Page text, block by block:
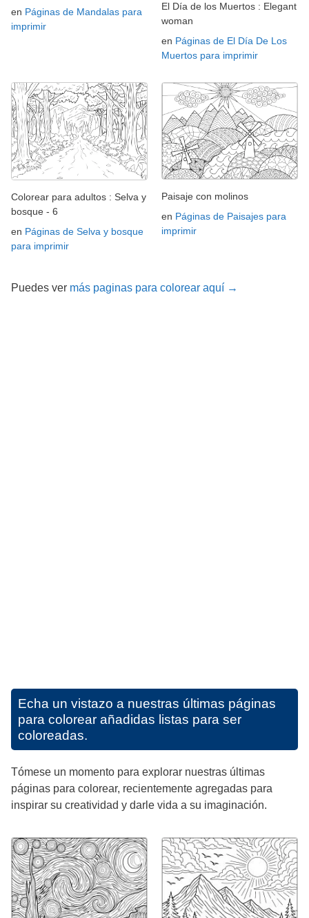
en Páginas de Mandalas para
imprimir
El Día de los Muertos : Elegant
woman
en Páginas de El Día De Los
Muertos para imprimir
Colorear para adultos : Selva y
bosque - 6
en Páginas de Selva y bosque
para imprimir
Paisaje con molinos
en Páginas de Paisajes para
imprimir
Puedes ver más paginas para colorear aquí →
Echa un vistazo a nuestras últimas páginas
para colorear añadidas listas para ser
coloreadas.
Tómese un momento para explorar nuestras últimas
páginas para colorear, recientemente agregadas para
inspirar su creatividad y darle vida a su imaginación.